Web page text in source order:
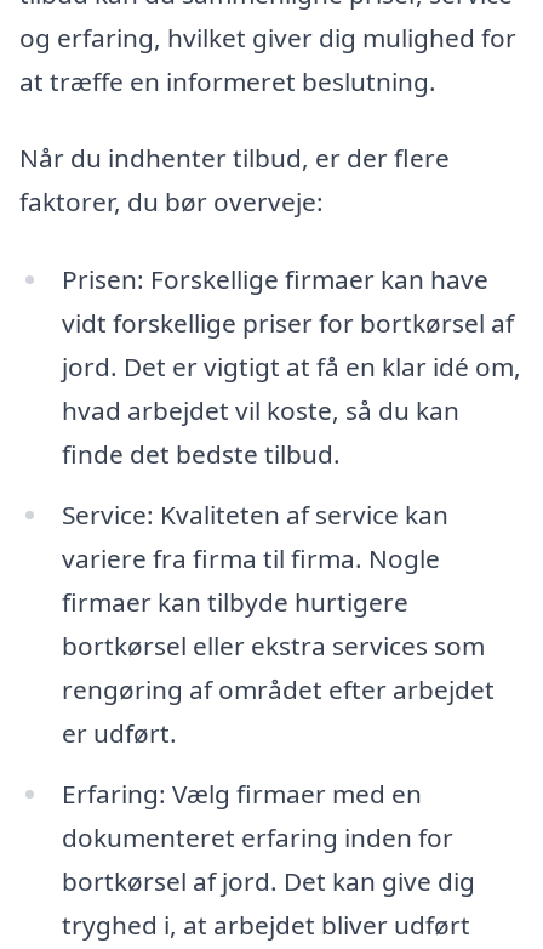
og erfaring, hvilket giver dig mulighed for
at træffe en informeret beslutning.
Når du indhenter tilbud, er der flere
faktorer, du bør overveje:
Prisen: Forskellige firmaer kan have
vidt forskellige priser for bortkørsel af
jord. Det er vigtigt at få en klar idé om,
hvad arbejdet vil koste, så du kan
finde det bedste tilbud.
Service: Kvaliteten af service kan
variere fra firma til firma. Nogle
firmaer kan tilbyde hurtigere
bortkørsel eller ekstra services som
rengøring af området efter arbejdet
er udført.
Erfaring: Vælg firmaer med en
dokumenteret erfaring inden for
bortkørsel af jord. Det kan give dig
tryghed i, at arbejdet bliver udført